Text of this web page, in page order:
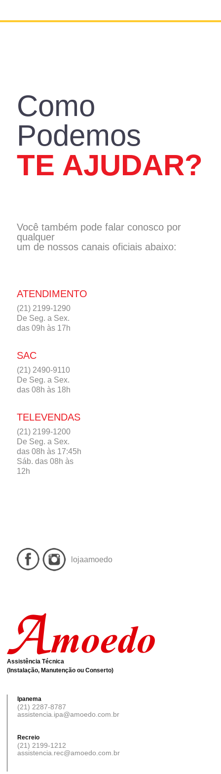
Como
Podemos
TE AJUDAR?
Você também pode falar conosco por
qualquer
um de nossos canais oficiais abaixo:
ATENDIMENTO
(21) 2199-1290
De Seg. a Sex.
das 09h às 17h
SAC
(21) 2490-9110
De Seg. a Sex.
das 08h às 18h
TELEVENDAS
(21) 2199-1200
De Seg. a Sex.
das 08h às 17:45h
Sáb. das 08h às
12h
lojaamoedo
Assistência Técnica
(Instalação, Manutenção ou Conserto)
Ipanema
(21) 2287-8787
assistencia.ipa@amoedo.com.br
Recreio
(21) 2199-1212
assistencia.rec@amoedo.com.br